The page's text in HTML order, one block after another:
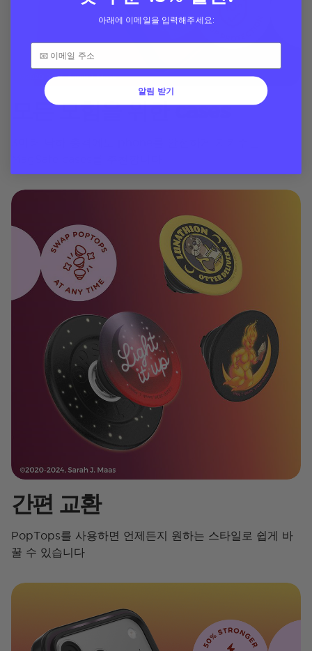
모든 모험을 위한 cases
간편 교환
PopTops를 사용하면 언제든지 원하는 스타일로 쉽게 바
꿀 수 있습니다
아래에 이메일을 입력해주세요:
알림 받기